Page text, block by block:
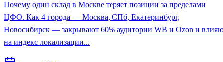
Почему один склад в Москве теряет позиции за пределами
ЦФО. Как 4 города — Москва, СПб, Екатеринбург,
Новосибирск — закрывают 60% аудитории WB и Ozon и
на индекс локализации...